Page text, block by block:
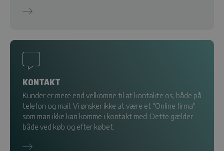
KONTAKT
Kunder er mere end velkomne til at kontakte os, både på
telefon og mail. Vi ønsker ikke at være et "Online firma"
som man ikke kan komme i kontakt med. Dette gælder
både ved køb og efter købet.